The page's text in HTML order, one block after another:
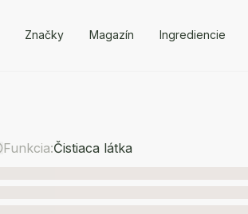
Značky Magazín Ingrediencie
Funkcia:Čistiaca látka